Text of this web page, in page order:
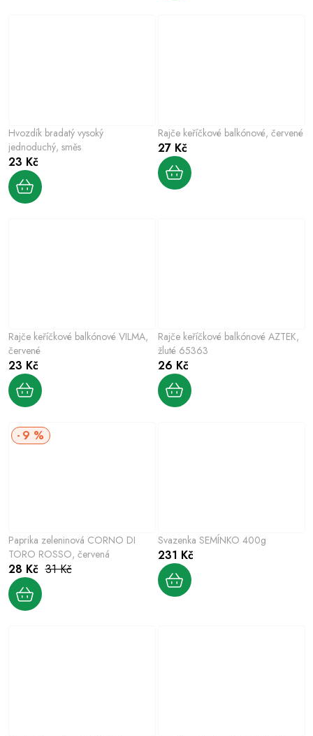
Hvozdík bradatý vysoký
jednoduchý, směs
23 Kč
Rajče keříčkové balkónové, červené
27 Kč
Rajče keříčkové balkónové VILMA,
červené
23 Kč
Rajče keříčkové balkónové AZTEK,
žluté 65363
26 Kč
Paprika zeleninová CORNO DI
TORO ROSSO, červená
9 %
28 Kč 31 Kč
Svazenka SEMÍNKO 400g
231 Kč